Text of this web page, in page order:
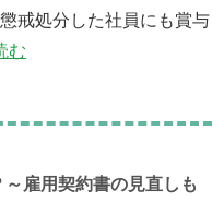
戒処分した社員にも賞与
む
雇用契約書の見直しも